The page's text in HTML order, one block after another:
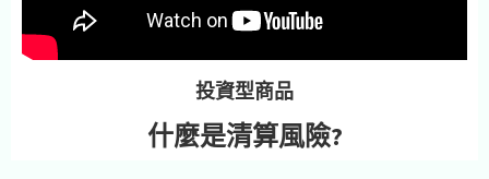
投資型商品
什麼是清算風險?